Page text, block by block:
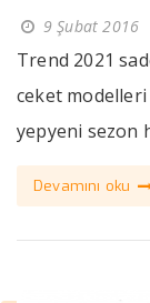
9 Şubat 2016
Trend 2021
ceket
yepyeni sezon
Devamını oku